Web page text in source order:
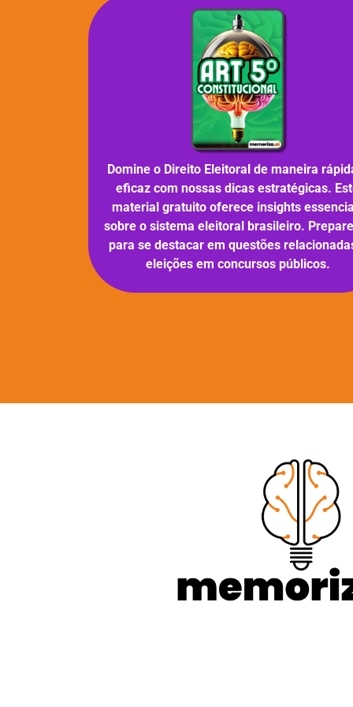
Domine o Direito Eleitoral de maneira
eficaz com nossas dicas estratégicas.
material gratuito oferece insights
sobre o sistema eleitoral brasileiro.
para se destacar em questões
eleições em concursos públicos.